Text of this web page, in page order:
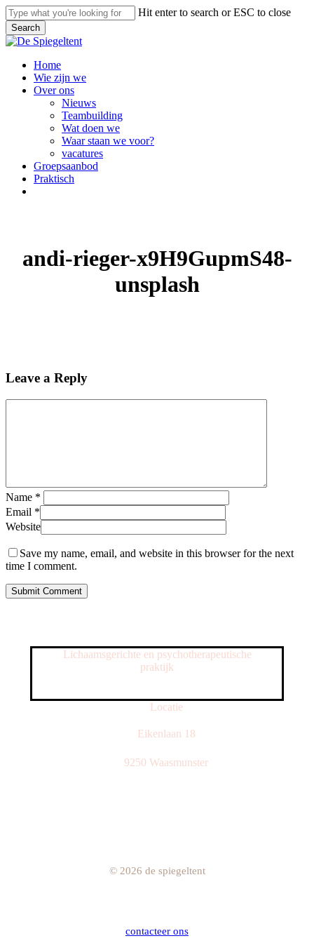
Skip
to
main
content
Hit enter to search or ESC to close
Search
Close
Menu
Home
Wie zijn we
Over ons
Nieuws
Teambuilding
Wat doen we
Waar staan we voor?
vacatures
Groepsaanbod
Praktisch
andi-rieger-x9H9GupmS48-
unsplash
Leave a Reply
Name *
Email *
Website
Save my name, email, and website in this browser for the next
time I comment.
Lichaamsgerichte en psychotherapeutische
praktijk
Locatie
Eikenlaan 18
9250 Waasmunster
© 2026 de spiegeltent
contacteer ons